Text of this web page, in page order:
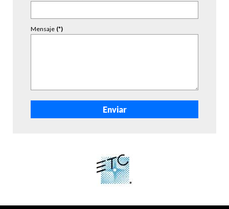
Mensaje (*)